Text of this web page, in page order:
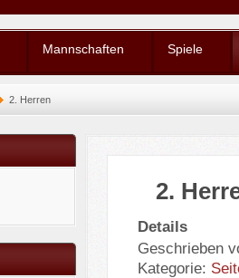
Mannschaften Spiele
2. Herren
2.
Details
Geschrieben
Kategorie: